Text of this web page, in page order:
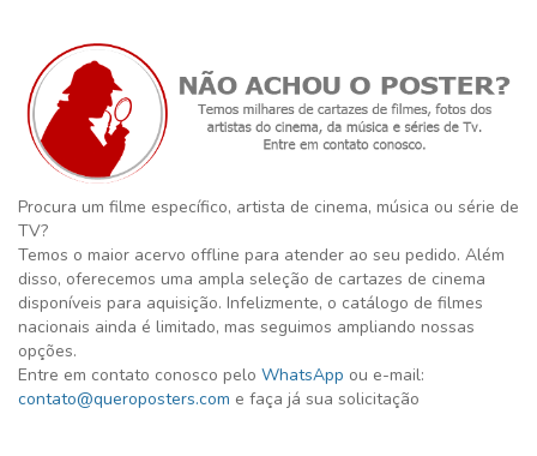
Procura um filme específico, artista de cinema, música ou série de
TV?
Temos o maior acervo offline para atender ao seu pedido. Além
disso, oferecemos uma ampla seleção de cartazes de cinema
disponíveis para aquisição. Infelizmente, o catálogo de filmes
nacionais ainda é limitado, mas seguimos ampliando nossas
opções.
Entre em contato conosco pelo WhatsApp ou e-mail:
contato@queroposters.com e faça já sua solicitação